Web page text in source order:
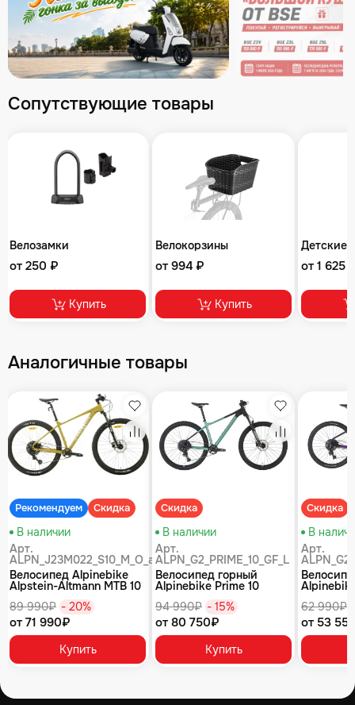
Сопутствующие товары
Велозамки
от 250 ₽
Купить
Велокорзины
от 994 ₽
Купить
Детские
от 1 625
Аналогичные товары
Рекомендуем Скидка
Избранное
Сравнение
В наличии
Арт.
ALPN_J23M022_S10_M_O_air
Велосипед Alpinebike
Alpstein-Altmann MTB 10
89 990₽ - 20%
от 71 990₽
Купить
Скидка
Избранное
Сравнение
В наличии
Арт.
ALPN_G2_PRIME_10_GF_L
Велосипед горный
Alpinebike Prime 10
94 990₽ - 15%
от 80 750₽
Купить
Скидка
В
Арт.
62 990₽
от 53